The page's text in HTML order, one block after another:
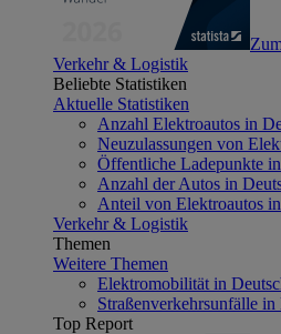
Verkehr & Logistik
Beliebte Statistiken
Aktuelle Statistiken
Anzahl Elektroautos in
Neuzulassungen von
Öffentliche Ladepunkte
Anzahl der Autos in
Anteil von Elektroautos
Verkehr & Logistik
Themen
Weitere Themen
Elektromobilität in
Straßenverkehrsunfälle
Top Report